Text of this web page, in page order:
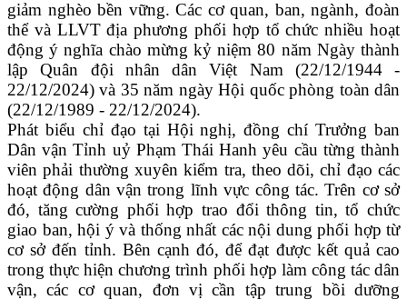
giảm nghèo bền vững. Các cơ quan, ban, ngành, đoàn
thể và LLVT địa phương phối hợp tổ chức nhiều hoạt
động ý nghĩa chào mừng kỷ niệm 80 năm Ngày thành
lập Quân đội nhân dân Việt Nam (22/12/1944 -
22/12/2024) và 35 năm ngày Hội quốc phòng toàn dân
(22/12/1989 - 22/12/2024).
Phát biểu chỉ đạo tại Hội nghị, đồng chí Trưởng ban
Dân vận Tỉnh uỷ Phạm Thái Hanh yêu cầu từng thành
viên phải thường xuyên kiểm tra, theo dõi, chỉ đạo các
hoạt động dân vận trong lĩnh vực công tác. Trên cơ sở
đó, tăng cường phối hợp trao đổi thông tin, tổ chức
giao ban, hội ý và thống nhất các nội dung phối hợp từ
cơ sở đến tỉnh. Bên cạnh đó, để đạt được kết quả cao
trong thực hiện chương trình phối hợp làm công tác dân
vận, các cơ quan, đơn vị cần tập trung bồi dưỡng